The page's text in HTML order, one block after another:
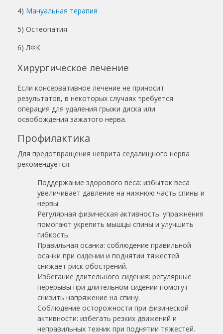
4) Мануальная терапия
5) Остеопатия
6) ЛФК
Хирургическое лечение
Если консервативное лечение не приносит
результатов, в некоторых случаях требуется
операция для удаления грыжи диска или
освобождения зажатого нерва.
Профилактика
Для предотвращения неврита седалищного нерва
рекомендуется:
Поддержание здорового веса: избыток веса
увеличивает давление на нижнюю часть спины и
нервы.
Регулярная физическая активность: упражнения
помогают укрепить мышцы спины и улучшить
гибкость.
Правильная осанка: соблюдение правильной
осанки при сидении и поднятии тяжестей
снижает риск обострений.
Избегание длительного сидения: регулярные
перерывы при длительном сидении помогут
снизить напряжение на спину.
Соблюдение осторожности при физической
активности: избегать резких движений и
неправильных техник при поднятии тяжестей.